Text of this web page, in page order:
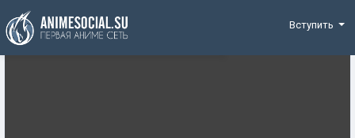
Funding
Вступить